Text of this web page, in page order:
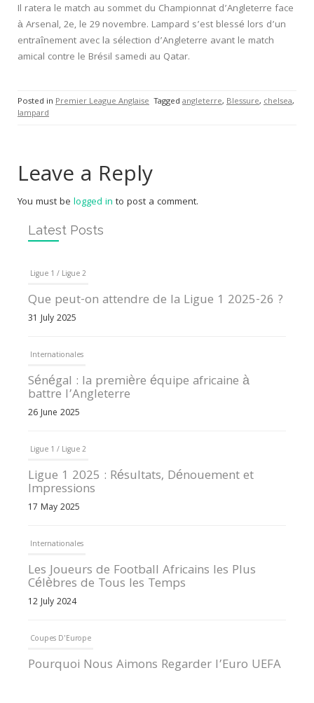
Il ratera le match au sommet du Championnat d’Angleterre face
à Arsenal, 2e, le 29 novembre. Lampard s’est blessé lors d’un
entraînement avec la sélection d’Angleterre avant le match
amical contre le Brésil samedi au Qatar.
Posted in Premier League Anglaise Tagged angleterre, Blessure, chelsea,
lampard
Leave a Reply
You must be logged in to post a comment.
Latest Posts
Ligue 1 / Ligue 2
Que peut-on attendre de la Ligue 1 2025-26 ?
31 July 2025
Internationales
Sénégal : la première équipe africaine à
battre l’Angleterre
26 June 2025
Ligue 1 / Ligue 2
Ligue 1 2025 : Résultats, Dénouement et
Impressions
17 May 2025
Internationales
Les Joueurs de Football Africains les Plus
Célèbres de Tous les Temps
12 July 2024
Coupes D'Europe
Pourquoi Nous Aimons Regarder l’Euro UEFA